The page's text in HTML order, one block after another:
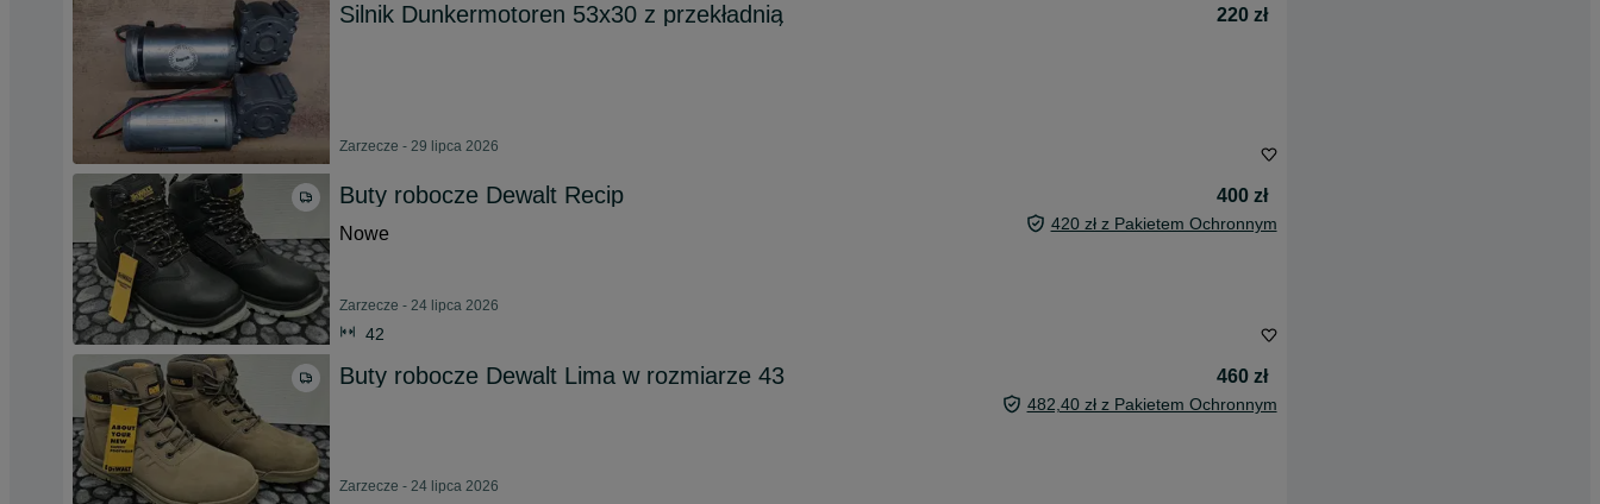
Silnik Dunkermotoren 53x30 z przekładnią 220 zł
Zarzecze - 29 lipca 2026
Buty robocze Dewalt Recip
400 zł
Nowe
420 zł z Pakietem Ochronnym
Zarzecze - 24 lipca 2026
42
Buty robocze Dewalt Lima w rozmiarze 43 460 zł
482,40 zł z Pakietem Ochronnym
Zarzecze - 24 lipca 2026